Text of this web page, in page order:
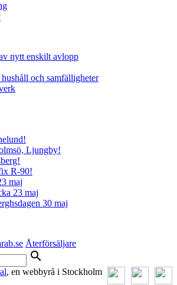
nytt enskilt avlopp
och samfälligheter
Ljungby!
R-90!
maj
23 maj
30 maj
Återförsäljare
search
, en webbyrå i Stockholm